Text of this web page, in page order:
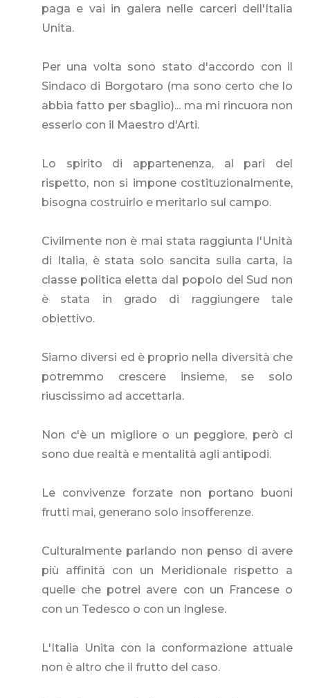
paga e vai in galera nelle carceri dell'Italia
Unita.
Per una volta sono stato d'accordo con il
Sindaco di Borgotaro (ma sono certo che lo
abbia fatto per sbaglio)... ma mi rincuora non
esserlo con il Maestro d'Arti.
Lo spirito di appartenenza, al pari del
rispetto, non si impone costituzionalmente,
bisogna costruirlo e meritarlo sul campo.
Civilmente non è mai stata raggiunta l'Unità
di Italia, è stata solo sancita sulla carta, la
classe politica eletta dal popolo del Sud non
è stata in grado di raggiungere tale
obiettivo.
Siamo diversi ed è proprio nella diversità che
potremmo crescere insieme, se solo
riuscissimo ad accettarla.
Non c'è un migliore o un peggiore, però ci
sono due realtà e mentalità agli antipodi.
Le convivenze forzate non portano buoni
frutti mai, generano solo insofferenze.
Culturalmente parlando non penso di avere
più affinità con un Meridionale rispetto a
quelle che potrei avere con un Francese o
con un Tedesco o con un Inglese.
L'Italia Unita con la conformazione attuale
non è altro che il frutto del caso.